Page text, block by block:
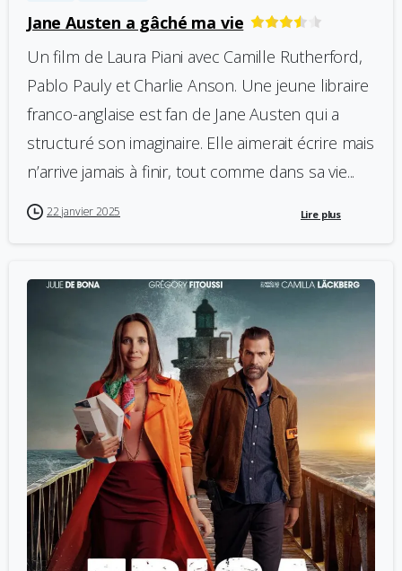
Jane Austen a gâché ma vie
Un film de Laura Piani avec Camille Rutherford,
Pablo Pauly et Charlie Anson. Une jeune libraire
franco-anglaise est fan de Jane Austen qui a
structuré son imaginaire. Elle aimerait écrire mais
n’arrive jamais à finir, tout comme dans sa vie...
22 janvier 2025 Lire plus